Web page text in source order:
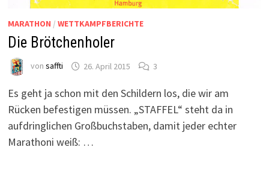
MARATHON / WETTKAMPFBERICHTE
Die Brötchenholer
von saffti 26. April 2015 3
Es geht ja schon mit den Schildern los, die wir am
Rücken befestigen müssen. „STAFFEL“ steht da in
aufdringlichen Großbuchstaben, damit jeder echter
Marathoni weiß: …